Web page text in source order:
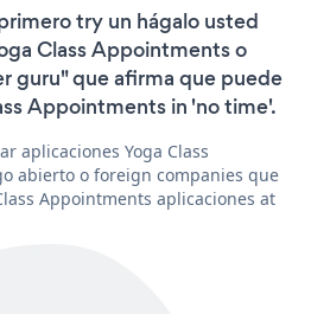
try un hágalo usted
Class Appointments o
guru" que afirma que puede
Appointments in 'no time'.
aplicaciones Yoga Class
abierto o foreign companies que
Appointments aplicaciones at